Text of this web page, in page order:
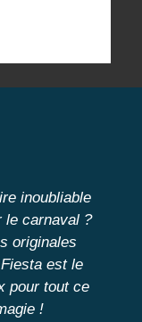
inoubliable
le carnaval ?
originales
est le
pour tout ce
!